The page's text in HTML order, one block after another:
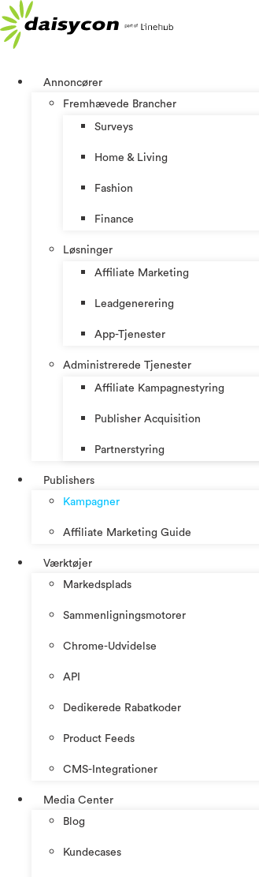
Videre
til
indhold
Annoncører
Fremhævede Brancher
Surveys
Home & Living
Fashion
Finance
Løsninger
Affiliate Marketing
Leadgenerering
App-Tjenester
Administrerede Tjenester
Affiliate Kampagnestyring
Publisher Acquisition
Partnerstyring
Publishers
Kampagner
Affiliate Marketing Guide
Værktøjer
Markedsplads
Sammenligningsmotorer
Chrome-Udvidelse
API
Dedikerede Rabatkoder
Product Feeds
CMS-Integrationer
Media Center
Blog
Kundecases